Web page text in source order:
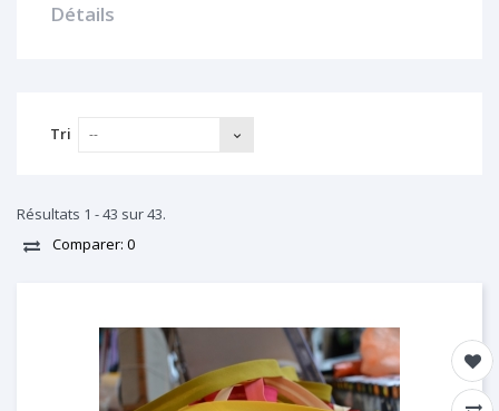
Détails
Tri --
Résultats 1 - 43 sur 43.
Comparer: 0